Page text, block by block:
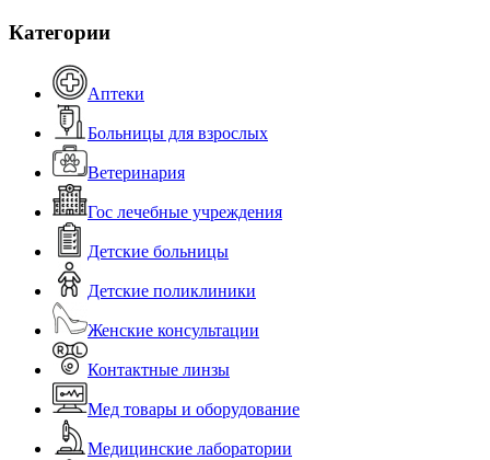
Категории
Аптеки
Больницы для взрослых
Ветеринария
Гос лечебные учреждения
Детские больницы
Детские поликлиники
Женские консультации
Контактные линзы
Мед товары и оборудование
Медицинские лаборатории